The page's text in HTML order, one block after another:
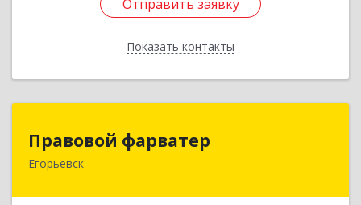
Отправить заявку
Показать контакты
Отправить заявку
Назад
Правовой фарватер
Егорьевск